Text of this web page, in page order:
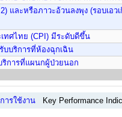
และหรือภาวะอ้วนลงพุง (รอบเอ
ศไทย (CPI) มีระดับดีขึ้น
บบริการที่ห้องฉุกเฉิน
ริการที่แผนกผู้ป่วยนอก
ารใช้งาน Key Performance